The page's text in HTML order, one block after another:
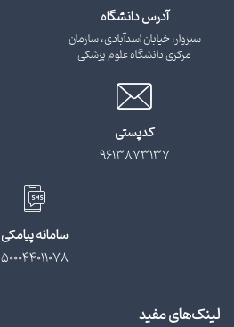
آدرس دانشگاه
سبزوار، خیابان اسدآبادی، سازمان
مرکزی دانشگاه علوم پزشکی
کدپستی
9613873137
سامانه پیامکی
500044011078
لینک‌های مفید